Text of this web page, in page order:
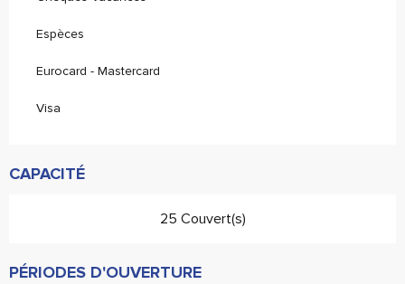
Espèces
Eurocard - Mastercard
Visa
CAPACITÉ
25 Couvert(s)
PÉRIODES D'OUVERTURE